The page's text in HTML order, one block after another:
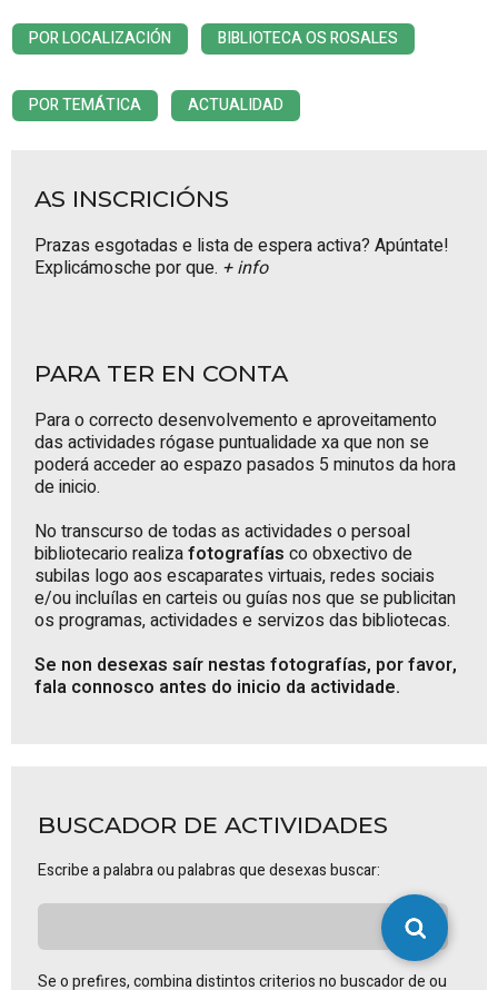
POR LOCALIZACIÓN BIBLIOTECA OS ROSALES
POR TEMÁTICA ACTUALIDAD
AS INSCRICIÓNS
Prazas esgotadas e lista de espera activa? Apúntate!
Explicámosche por que. + info
PARA TER EN CONTA
Para o correcto desenvolvemento e aproveitamento
das actividades rógase puntualidade xa que non se
poderá acceder ao espazo pasados 5 minutos da hora
de inicio.
No transcurso de todas as actividades o persoal
bibliotecario realizafotografías co obxectivo de
subilas logo aos escaparates virtuais, redes sociais
e/ou incluílas en carteis ou guías nos que se publicitan
os programas, actividades e servizos das bibliotecas.
Se non desexas saír nestas fotografías, por favor,
fala connosco antes do inicio da actividade.
BUSCADOR DE ACTIVIDADES
Escribe a palabra ou palabras que desexas buscar:
Se o prefires, combina distintos criterios no buscador de ou